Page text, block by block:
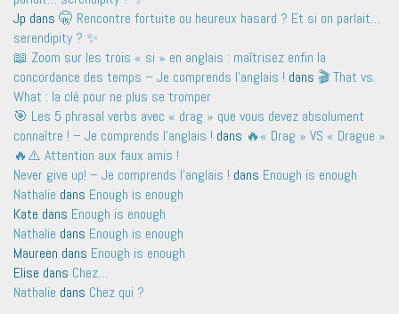
Jp dans 🤫 Rencontre fortuite ou heureux hasard ? Et si on parlait…
serendipity ? ✨
📖 Zoom sur les trois « si » en anglais : maîtrisez enfin la
concordance des temps – Je comprends l'anglais ! dans 🎬 That vs.
What : la clé pour ne plus se tromper
🎯 Les 5 phrasal verbs avec « drag » que vous devez absolument
connaître ! – Je comprends l'anglais ! dans 🔥« Drag » VS « Drague »
🔥⚠️ Attention aux faux amis !
Never give up! – Je comprends l'anglais ! dans Enough is enough
Nathalie dans Enough is enough
Kate dans Enough is enough
Nathalie dans Enough is enough
Maureen dans Enough is enough
Elise dans Chez…
Nathalie dans Chez qui ?